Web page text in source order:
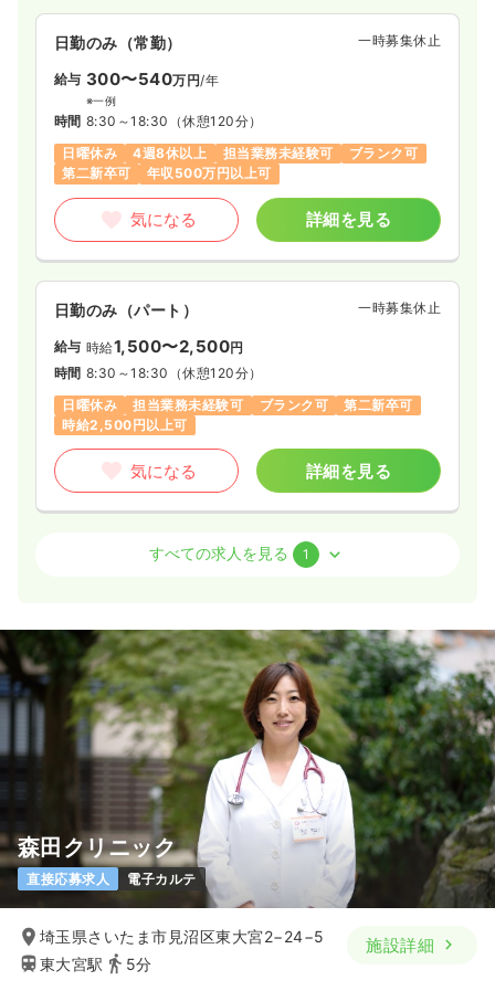
日勤のみ（常勤） 一時募集休止
給与 300〜540万円/年
※一例
時間 8:30～18:30 （休憩120分）
日曜休み
4週8休以上 担当業務未経験可
ブランク可
第二新卒可
年収500万円以上可
気になる 詳細を見る
日勤のみ（パート） 一時募集休止
給与 時給1,500〜2,500円
時間 8:30～18:30 （休憩120分）
日曜休み
担当業務未経験可 ブランク可
第二新卒可
時給2,500円以上可
気になる 詳細を見る
正看護師
給与 29.0〜40.0万円 /月
※一例
時間 9:00～18:00（休憩60分）
土日祝休み
オンコールあり 月給40万円以上可
気になる 詳細を見る
すべての求人を見る 1
森田クリニック
直接応募求人 電子カルテ
埼玉県さいたま市見沼区東大宮2−24−5
東大宮駅
5分
施設詳細